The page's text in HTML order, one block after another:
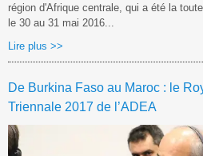
région d'Afrique centrale, qui a été la
le 30 au 31 mai 2016...
Lire plus >>
De Burkina Faso au Maroc : le
Triennale 2017 de l’ADEA